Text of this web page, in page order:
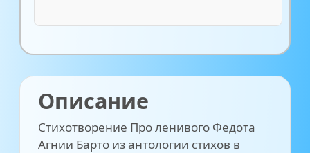
Описание
Стихотворение Про ленивого Федота
Агнии Барто из антологии стихов в